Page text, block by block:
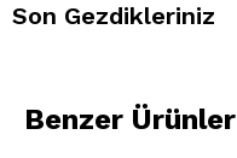
Son Gezdikleriniz
Benzer Ürünler